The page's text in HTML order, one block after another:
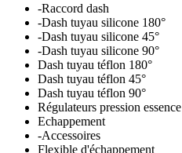
-Raccord dash
-Dash tuyau silicone 180°
-Dash tuyau silicone 45°
-Dash tuyau silicone 90°
Dash tuyau téflon 180°
Dash tuyau téflon 45°
Dash tuyau téflon 90°
Régulateurs pression essence
Echappement
-Accessoires
Flexible d'échappement